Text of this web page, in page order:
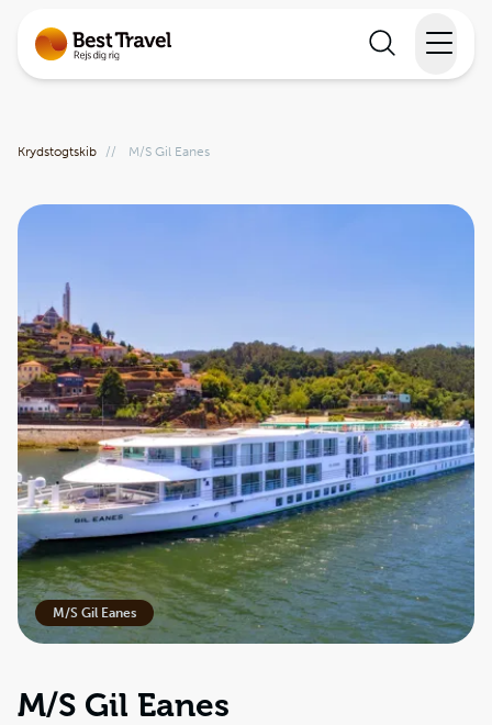
Inspiration
Information
Min Rejse
Krydstogtskib // M/S Gil Eanes
M/S Gil Eanes
M/S Gil Eanes